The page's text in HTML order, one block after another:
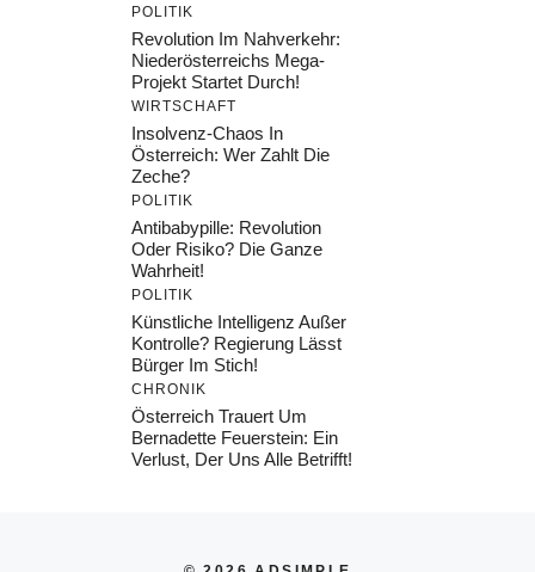
POLITIK
Revolution Im Nahverkehr:
Niederösterreichs Mega-
Projekt Startet Durch!
WIRTSCHAFT
Insolvenz-Chaos In
Österreich: Wer Zahlt Die
Zeche?
POLITIK
Antibabypille: Revolution
Oder Risiko? Die Ganze
Wahrheit!
POLITIK
Künstliche Intelligenz Außer
Kontrolle? Regierung Lässt
Bürger Im Stich!
CHRONIK
Österreich Trauert Um
Bernadette Feuerstein: Ein
Verlust, Der Uns Alle Betrifft!